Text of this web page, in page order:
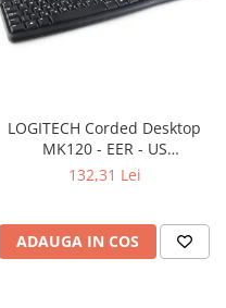
LOGITECH Corded Desktop
MK120 - EER - US
International layout
132,31 Lei
ADAUGA IN COS